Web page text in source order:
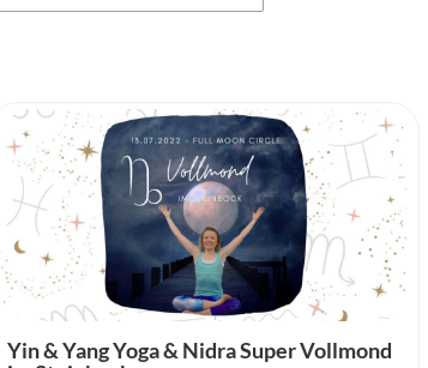
Yin & Yang Yoga & Nidra Super Vollmond